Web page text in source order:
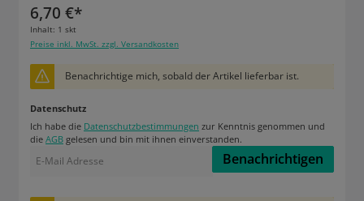
6,70 €*
Inhalt: 1 skt
Preise inkl. MwSt. zzgl. Versandkosten
Benachrichtige mich, sobald der Artikel lieferbar ist.
Datenschutz
Ich habe die Datenschutzbestimmungen zur Kenntnis genommen und
die AGBgelesen und bin mit ihnen einverstanden.
Benachrichtigen